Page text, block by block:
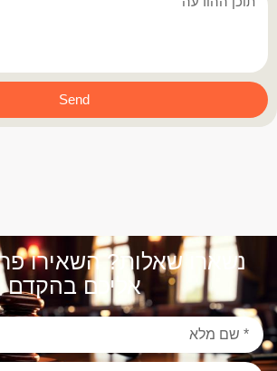
Send
נשארו שאלות? השאירו
אליכם בהקדם